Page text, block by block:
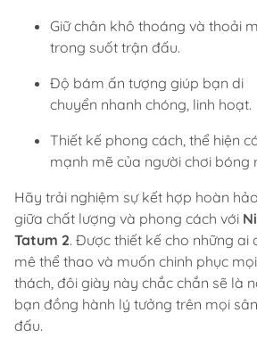
Giữ chân khô thoáng và thoải
trong suốt trận đấu.
Độ bám ấn tượng giúp bạn di
chuyển nhanh chóng, linh hoạt.
Thiết kế phong cách, thể hiện
mạnh mẽ của người chơi bóng
Hãy trải nghiệm sự kết hợp hoàn hảo
giữa chất lượng và phong cách với
Tatum 2. Được thiết kế cho những ai
mê thể thao và muốn chinh phục
thách, đôi giày này chắc chắn sẽ là
bạn đồng hành lý tưởng trên mọi sân
đấu.